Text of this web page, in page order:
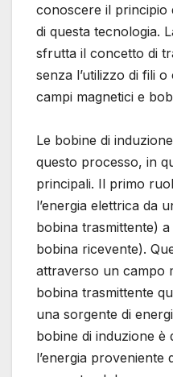
conoscere il principio
di questa tecnologia.
sfrutta il concetto di
senza l’utilizzo di fili
campi magnetici e
Le bobine di
questo processo, in
principali. Il primo
l’energia elettrica da
bobina trasmittente) a
bobina ricevente).
attraverso un campo
bobina trasmittente
una sorgente di
bobine di induzione è
l’energia proveniente